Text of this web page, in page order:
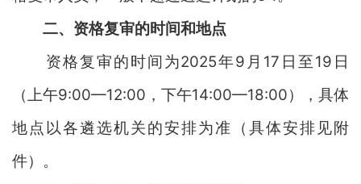
二、资格复审的时间和地点
资格复审的时间为2025年9 月 17 日至19 日
（上午9:00—12:00，下午14:00—18:00） ， 具体
地点以各遴选机关的安排为准（具体安排见附
件）。